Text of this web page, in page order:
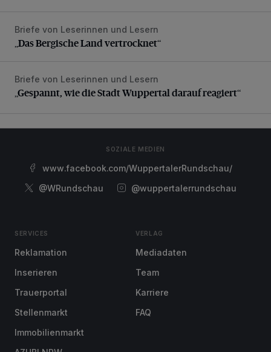
„Das Bergische Land vertrocknet“
Briefe von Leserinnen und Lesern
„Das Bergische Land vertrocknet“
„Gespannt, wie die Stadt Wuppertal darauf reagiert“
Briefe von Leserinnen und Lesern
„Gespannt, wie die Stadt Wuppertal darauf reagiert“
SOZIALE MEDIEN
www.facebook.com/WuppertalerRundschau/
@WRundschau
@wuppertalerrundschau
SERVICES
Reklamation
Inserieren
Trauerportal
Stellenmarkt
Immobilienmarkt
VERLAG
Mediadaten
Team
Karriere
FAQ